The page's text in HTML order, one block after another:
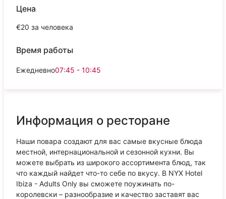
Цена
€20 за человека
Время работы
Ежедневно07:45 - 10:45
Информация о ресторане
Наши повара создают для вас самые вкусные блюда
местной, интернациональной и сезонной кухни. Вы
можете выбрать из широкого ассортимента блюд, так
что каждый найдет что-то себе по вкусу. В NYX Hotel
Ibiza - Adults Only вы сможете поужинать по-
королевски – разнообразие и качество заставят вас